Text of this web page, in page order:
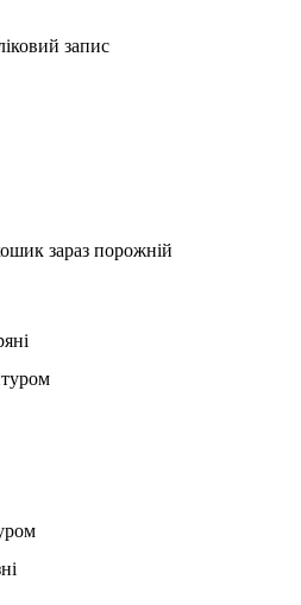
запис
зараз порожній